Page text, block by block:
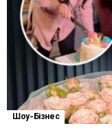
Шоу-Бізнес